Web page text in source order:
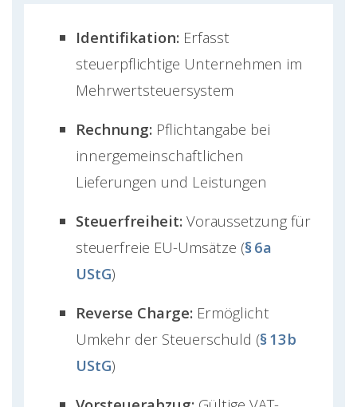
Identifikation: Erfasst
steuerpflichtige Unternehmen im
Mehrwertsteuersystem
Rechnung: Pflichtangabe bei
innergemeinschaftlichen
Lieferungen und Leistungen
Steuerfreiheit: Voraussetzung für
steuerfreie EU-Umsätze (§ 6a
UStG)
Reverse Charge: Ermöglicht
Umkehr der Steuerschuld (§ 13b
UStG)